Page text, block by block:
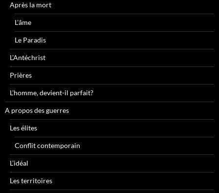
Après la mort
L’âme
Le Paradis
L’Antéchrist
Prières
L’homme, devient-il parfait?
A propos des guerres
Les élites
Conflit contemporain
L’idéal
Les territoires